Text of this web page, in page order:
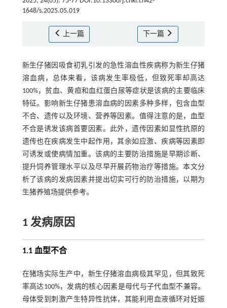
1648/s.2025.05.019
上一篇 下一篇
新生仔猪因吸食初乳引发的急性溶血性疾病称为新生仔猪
溶血病，总体来看，该病发生率极低，但致死率却高达
100%，贫血、黄疸和血红蛋白尿等症状是该病的主要临床
特征。影响新生仔猪患溶血病的因素多种多样，包含血型
不合、遗传以及环境、营养等因素。值得注意的是，血型
不合是诱发该病首要因素。此外，遗传因素如显性抗原的
遗传也在疾病发生中起作用，其余如应激、疾病等因素即
可诱发或使病情加重。该病的主要防治措施是早期诊断、
提升饲养管理水平以及尽早开展药物治疗等措施。本文分
析了该病的发病因素并提出切实可行的防治措施，以期为
生猪养殖场提供参考。
1 发病原因
1.1 血型不合
在猪场实际生产中，新生仔猪溶血病极其罕见，但其致死
率高达100%，发病的核心因素是母代与子代血型不兼容。
母体受到刺激产生特异性抗体，其能利用血液循环对妊娠